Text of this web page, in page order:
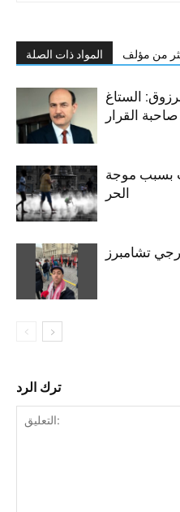
المواد ذات الصلة من مؤلف
الستاغ
القرار
بسبب موجة
الحر
تشامبرز
ترك الرد